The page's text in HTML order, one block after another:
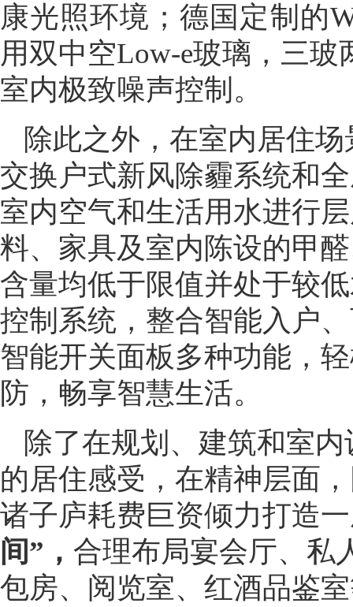
康光照环境；德国定制的
用双中空Low-e玻璃，三
室内极致噪声控制。
除此之外，在室内居住
交换户式新风除霾系统和
室内空气和生活用水进行
料、家具及室内陈设的甲
含量均低于限值并处于较
控制系统，整合智能入户
智能开关面板多种功能，
防，畅享智慧生活。
除了在规划、建筑和室
的居住感受，在精神层面
诸子庐耗费巨资倾力打造
间”， 合理布局宴会厅、私
包房、阅览室、红酒品鉴